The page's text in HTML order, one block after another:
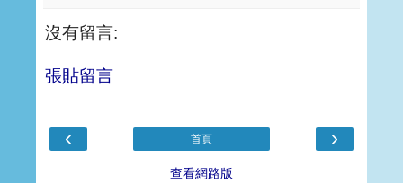
沒有留言:
張貼留言
‹ ›
首頁
查看網路版